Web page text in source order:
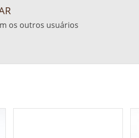
os outros usuários